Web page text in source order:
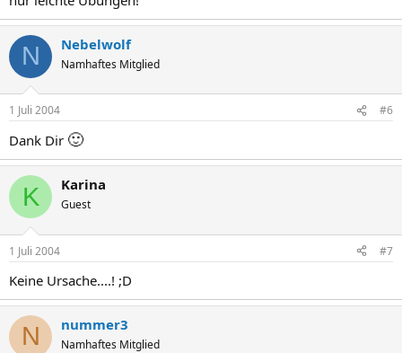
N Nebelwolf
Namhaftes Mitglied
1 Juli 2004 #6
Dank Dir 🙂
K Karina
Guest
1 Juli 2004 #7
Keine Ursache....! ;D
N nummer3
Namhaftes Mitglied